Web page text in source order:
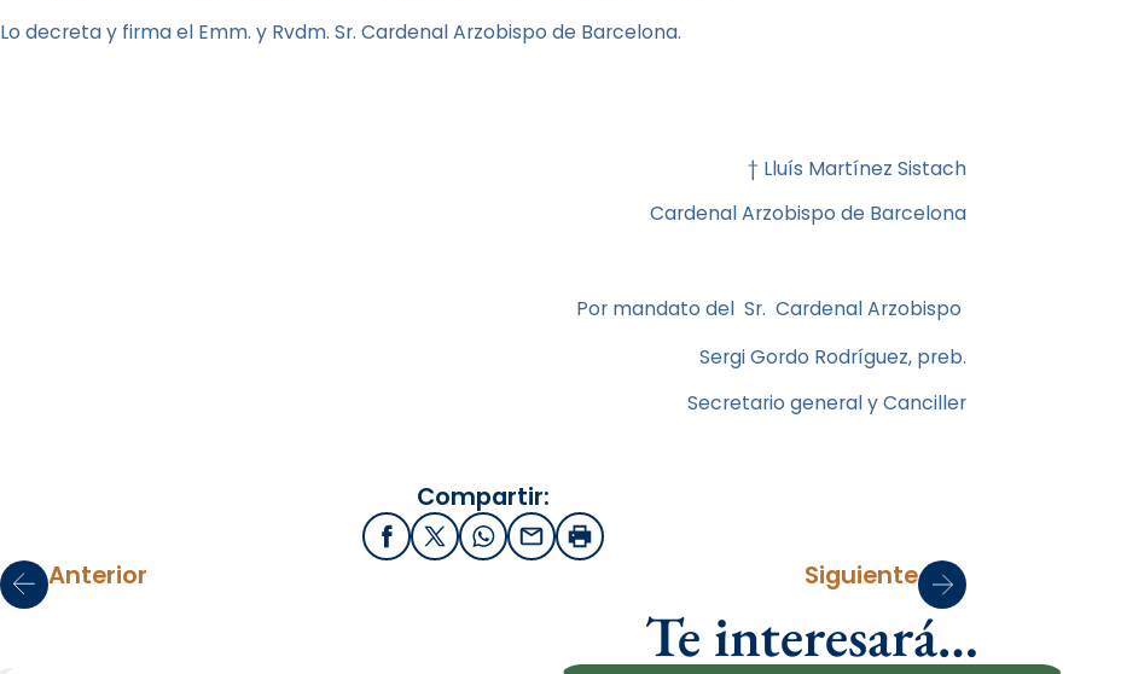
Lo decreta y firma el Emm. y Rvdm. Sr. Cardenal Arzobispo de Barcelona.
† Lluís Martínez Sistach
Cardenal Arzobispo de Barcelona
Por mandato del Sr. Cardenal Arzobispo
Sergi Gordo Rodríguez, preb.
Secretario general y Canciller
Compartir:
FacebookX / Twitter
WhatsApp
EmailImprimir
Anterior Siguiente
Te interesará…